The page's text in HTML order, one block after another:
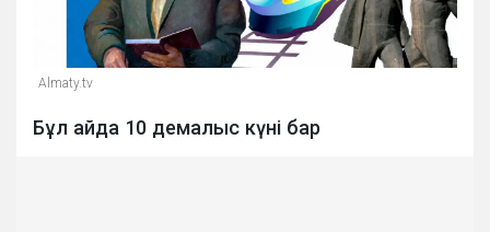
Almaty.tv
Бұл айда 10 демалыс күні бар